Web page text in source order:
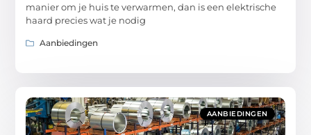
manier om je huis te verwarmen, dan is een elektrische
haard precies wat je nodig
Aanbiedingen
AANBIEDINGEN